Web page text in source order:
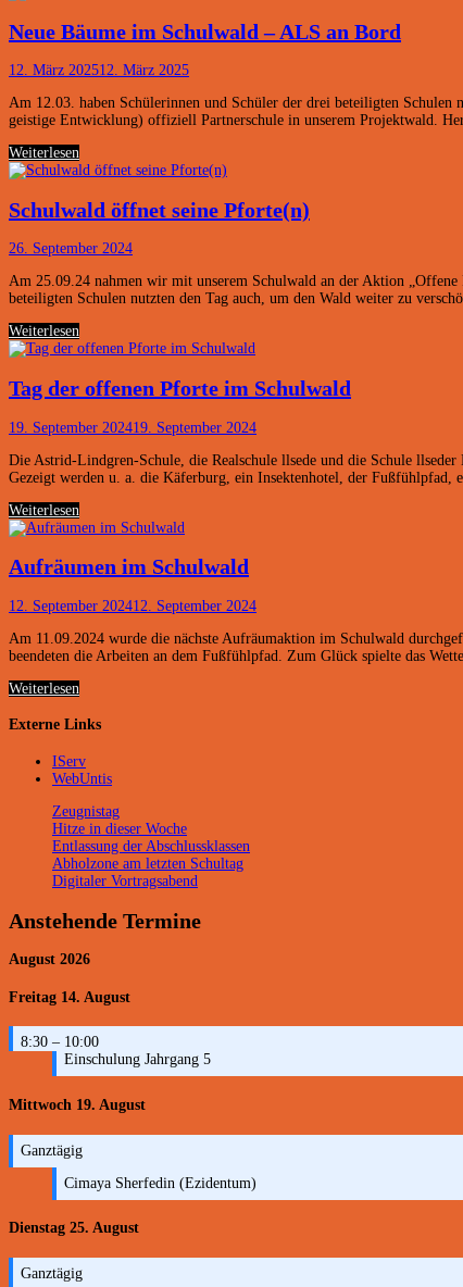
Neue Bäume im Schulwald – ALS an Bord
12. März 202512. März 2025
Am 12.03. haben Schülerinnen und Schüler der drei beteiligten
geistige Entwicklung) offiziell Partnerschule in unserem Projektwald.
Neue
Bäume
Schulwald
–
ALS
an
Bord
Weiterlesen
Schulwald öffnet seine Pforte(n)
26. September 2024
Am 25.09.24 nahmen wir mit unserem Schulwald an der Aktion
beteiligten Schulen nutzten den Tag auch, um den Wald weiter zu
Schulwald
öffnet
Pforte(n)
Weiterlesen
Tag der offenen Pforte im Schulwald
19. September 202419. September 2024
Die Astrid-Lindgren-Schule, die Realschule llsede und die Schule
Gezeigt werden u. a. die Käferburg, ein Insektenhotel, der Fußfühlpfad,
Tag
der
Pforte
im
Weiterlesen
Aufräumen im Schulwald
12. September 202412. September 2024
Am 11.09.2024 wurde die nächste Aufräumaktion im Schulwald
beendeten die Arbeiten an dem Fußfühlpfad. Zum Glück spielte das
Aufräumen
Schulwald
Weiterlesen
Externe Links
IServ
WebUntis
Zeugnistag
Hitze in dieser Woche
Entlassung der Abschlussklassen
Abholzone am letzten Schultag
Digitaler Vortragsabend
Anstehende Termine
August 2026
Freitag 14. August
8:30 – 10:00
Einschulung Jahrgang 5
Mittwoch 19. August
Ganztägig
Cimaya Sherfedin (Ezidentum)
Dienstag 25. August
Ganztägig